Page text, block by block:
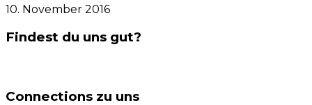
10. November 2016
Findest du uns gut?
Connections zu uns